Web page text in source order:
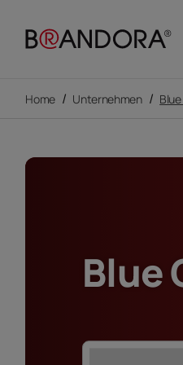
Home / Unternehmen /
Blue